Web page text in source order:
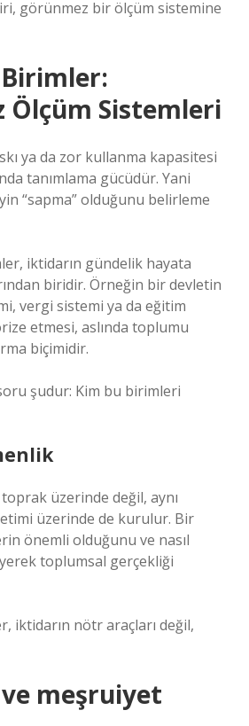
görünmez bir ölçüm sistemine
Ölçüm Sistemleri
ya da zor kullanma kapasitesi
tanımlama gücüdür. Yani
“sapma” olduğunu belirleme
iktidarın gündelik hayata
biridir. Örneğin bir devletin
vergi sistemi ya da eğitim
etmesi, aslında toplumu
biçimidir.
şudur: Kim bu birimleri
üzerinde değil, aynı
üzerinde de kurulur. Bir
önemli olduğunu ve nasıl
toplumsal gerçekliği
iktidarın nötr araçları değil,
meşruiyet